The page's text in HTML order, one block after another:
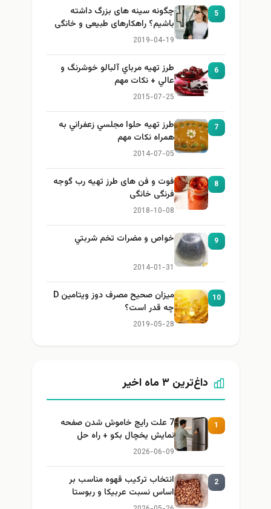
5
چگونه سینه های بزرگ داشته
باشیم؟ راهکارهای طبیعی و خانگی
برای بزرگ کردن سینه
2019-04-19
6
طرز تهيه مرباي آلبالو خوشرنگ و
عالي + نكات مهم
2015-07-25
7
طرز تهيه حلوا مجلسي زعفراني به
همراه نكات مهم
2014-07-05
8
فوت و فن های طرز تهیه رب گوجه
فرنگی خانگی
2018-10-08
9 خواص و مضرات تخم شربتي
2014-01-31
10
میزان صحیح مصرف دوز ویتامین D
چه قدر است؟
2019-05-28
داغ‌ترین ۳ ماه اخیر
1
7 علت رایج خاموش شدن صفحه
نمایش یخچال بکو + راه حل
2026-06-09
2
انتخاب ترکیب قهوه مناسب بر
اساس نسبت عربیکا و ربوستا